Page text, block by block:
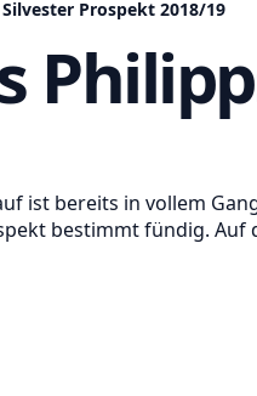
Prospekt 2018/19
ist bereits in vollem
bestimmt fündig. Auf